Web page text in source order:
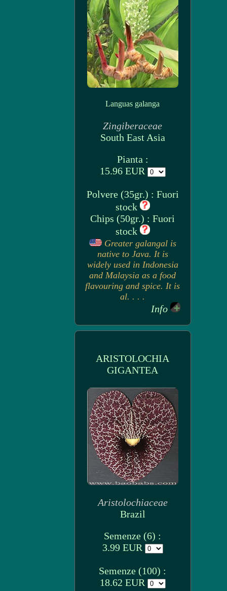
Languas galanga
Zingiberaceae
South East Asia
Pianta :
15.96 EUR
Polvere (35gr.) : Fuori
stock
Chips (50gr.) : Fuori
stock
Greater galangal is
native to Java. It is
widely used in Indonesia
and Malaysia as a food
flavouring and spice. It is
al. . . .
Info
ARISTOLOCHIA
GIGANTEA
Aristolochiaceae
Brazil
Semenze (6) :
3.99 EUR
Semenze (100) :
18.62 EUR